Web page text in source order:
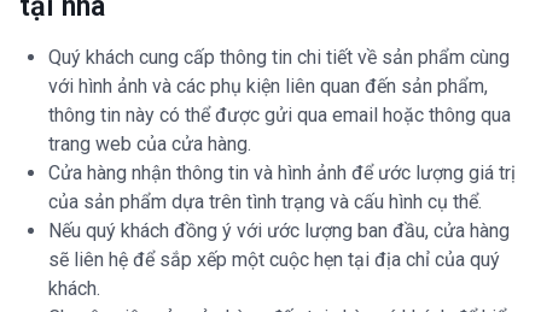
Quý khách cung cấp thông tin chi tiết về sản phẩm cùng
với hình ảnh và các phụ kiện liên quan đến sản phẩm,
thông tin này có thể được gửi qua email hoặc thông qua
trang web của cửa hàng.
Cửa hàng nhận thông tin và hình ảnh để ước lượng giá trị
của sản phẩm dựa trên tình trạng và cấu hình cụ thể.
Nếu quý khách đồng ý với ước lượng ban đầu, cửa hàng
sẽ liên hệ để sắp xếp một cuộc hẹn tại địa chỉ của quý
khách.